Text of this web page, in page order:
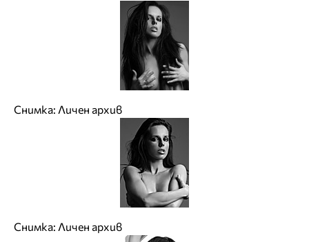
Снимка: Личен архив
Снимка: Личен архив